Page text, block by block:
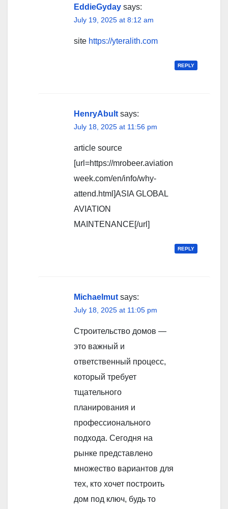
EddieGyday says:
July 19, 2025 at 8:12 am
site https://yteralith.com
REPLY
HenryAbult says:
July 18, 2025 at 11:56 pm
article source
[url=https://mrobeer.aviation
week.com/en/info/why-
attend.html]ASIA GLOBAL
AVIATION
MAINTENANCE[/url]
REPLY
Michaelmut says:
July 18, 2025 at 11:05 pm
Строительство домов —
это важный и
ответственный процесс,
который требует
тщательного
планирования и
профессионального
подхода. Сегодня на
рынке представлено
множество вариантов для
тех, кто хочет построить
дом под ключ, будь то